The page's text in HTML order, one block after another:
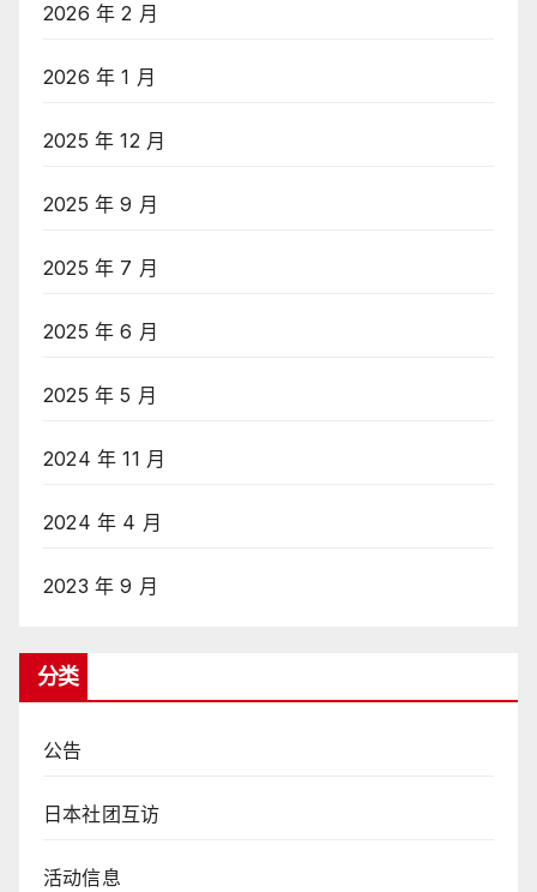
2026 年 2 月
2026 年 1 月
2025 年 12 月
2025 年 9 月
2025 年 7 月
2025 年 6 月
2025 年 5 月
2024 年 11 月
2024 年 4 月
2023 年 9 月
分类
公告
日本社团互访
活动信息